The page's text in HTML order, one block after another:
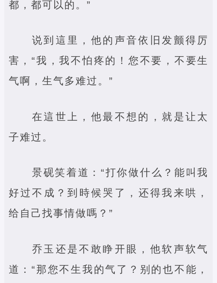
都，都可以的。”
说到這里，他的声音依旧发颤得厉
害，“我，我不怕疼的！您不要，不要生
气啊，生气多难过。”
在這世上，他最不想的，就是让太
子难过。
景砚笑着道：“打你做什么？能叫我
好过不成？到時候哭了，还得我来哄，
给自己找事情做嗎？”
乔玉还是不敢睁开眼，他软声软气
道：“那您不生我的气了？别的也不能，